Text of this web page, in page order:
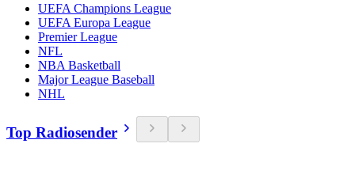
UEFA Champions League
UEFA Europa League
Premier League
NFL
NBA Basketball
Major League Baseball
NHL
Top Radiosender